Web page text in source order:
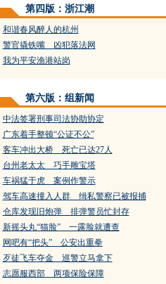
第四版：浙江潮
和谐春风醉人的杭州
警官撬铁嘴 凶犯落法网
我为平安渔港站岗
第六版：组新闻
中法签署刑事司法协助协定
广东着手整顿“公证不公”
客车冲出大桥 死亡已达27人
台州老太太 巧手雕宝塔
车祸猛于虎 案例作警示
驾车高速撞入人群 缉私警察已被报捕
仓库发现旧炮弹 排弹警员忙封存
新摇头丸“猫脸” 一露脸就遭查
网吧有“把头” 公安出重拳
歹徒飞车夺金 巡警立马拿下
志愿服西部 两项保险保障